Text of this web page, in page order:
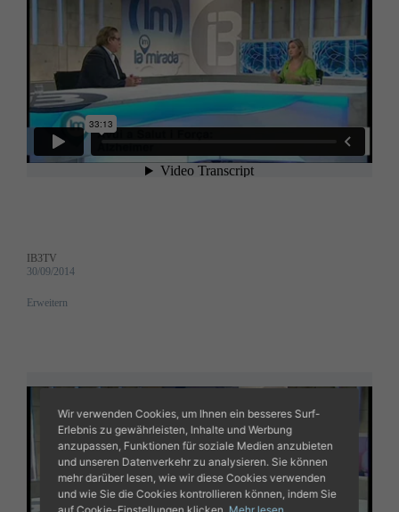
IB3TV
30/09/2014
Erweitern
Wir verwenden Cookies, um Ihnen ein besseres Surf-
Erlebnis zu gewährleisten, Inhalte und Werbung
anzupassen, Funktionen für soziale Medien anzubieten
und unseren Datenverkehr zu analysieren. Sie können
mehr darüber lesen, wie wir diese Cookies verwenden
und wie Sie die Cookies kontrollieren können, indem Sie